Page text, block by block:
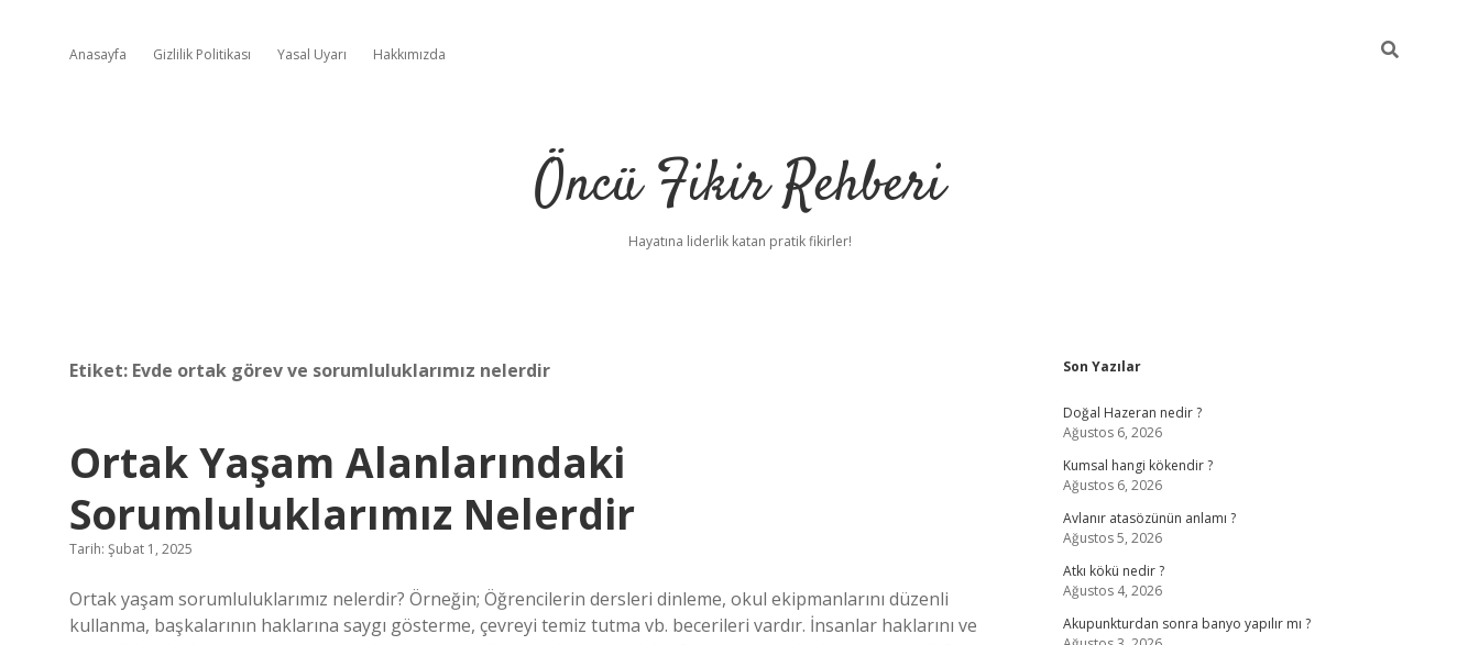
Anasayfa Gizlilik Politikası Yasal Uyarı Hakkımızda
Öncü Fikir Rehberi
Hayatına liderlik katan pratik fikirler!
Etiket: Evde ortak görev ve sorumluluklarımız nelerdir
Ortak Yaşam Alanlarındaki
Sorumluluklarımız Nelerdir
Tarih: Şubat 1, 2025
Ortak yaşam sorumluluklarımız nelerdir? Örneğin; Öğrencilerin dersleri dinleme, okul ekipmanlarını düzenli
kullanma, başkalarının haklarına saygı gösterme, çevreyi temiz tutma vb. becerileri vardır. İnsanlar haklarını ve
Sidebar
Son Yazılar
Doğal Hazeran nedir ?
Ağustos 6, 2026
Kumsal hangi kökendir ?
Ağustos 6, 2026
Avlanır atasözünün anlamı ?
Ağustos 5, 2026
Atkı kökü nedir ?
Ağustos 4, 2026
Akupunkturdan sonra banyo yapılır mı ?
ilbet giriş